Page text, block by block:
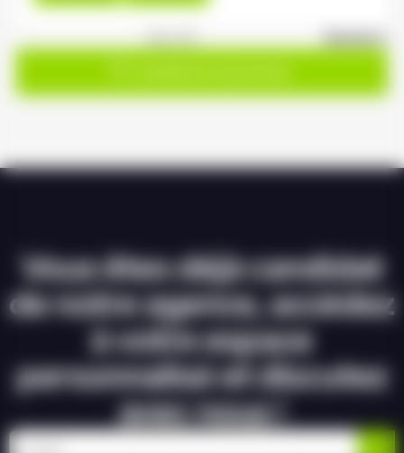
1sur 20
Suivant »
Vous êtes déjà candidat
de notre agence, accédez
à votre espace
personnalisé et discutez
avec nous !